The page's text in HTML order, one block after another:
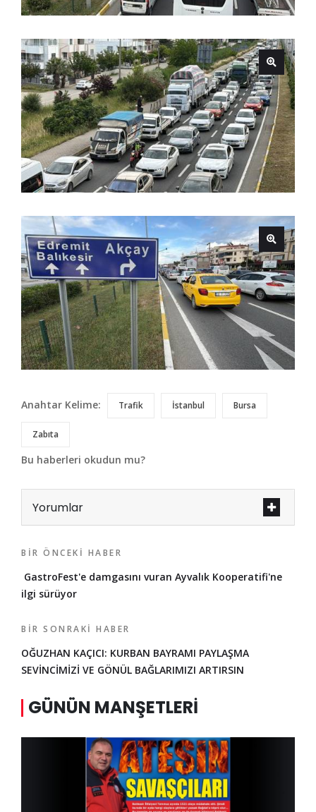
Anahtar Kelime: Trafik İstanbul Bursa
Zabıta
Bu haberleri okudun mu?
Yorumlar
BIR ÖNCEKI HABER
GastroFest'e damgasını vuran Ayvalık Kooperatifi'ne
ilgi sürüyor
BIR SONRAKI HABER
OĞUZHAN KAÇICI: KURBAN BAYRAMI PAYLAŞMA
SEVİNCİMİZİ VE GÖNÜL BAĞLARIMIZI ARTIRSIN
GÜNÜN MANŞETLERI